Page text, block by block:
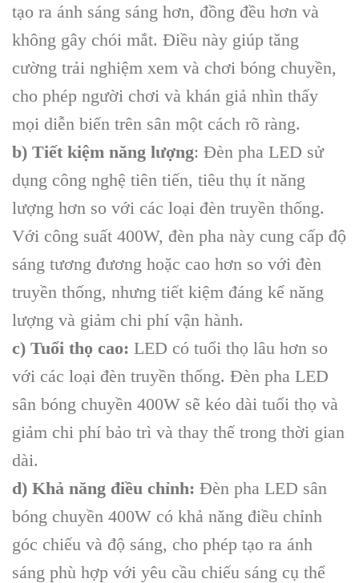
tạo ra ánh sáng sáng hơn, đồng đều hơn và
không gây chói mắt. Điều này giúp tăng
cường trải nghiệm xem và chơi bóng chuyền,
cho phép người chơi và khán giả nhìn thấy
mọi diễn biến trên sân một cách rõ ràng.
b) Tiết kiệm năng lượng: Đèn pha LED sử
dụng công nghệ tiên tiến, tiêu thụ ít năng
lượng hơn so với các loại đèn truyền thống.
Với công suất 400W, đèn pha này cung cấp độ
sáng tương đương hoặc cao hơn so với đèn
truyền thống, nhưng tiết kiệm đáng kể năng
lượng và giảm chi phí vận hành.
c) Tuổi thọ cao: LED có tuổi thọ lâu hơn so
với các loại đèn truyền thống. Đèn pha LED
sân bóng chuyền 400W sẽ kéo dài tuổi thọ và
giảm chi phí bảo trì và thay thế trong thời gian
dài.
d) Khả năng điều chỉnh: Đèn pha LED sân
bóng chuyền 400W có khả năng điều chỉnh
góc chiếu và độ sáng, cho phép tạo ra ánh
sáng phù hợp với yêu cầu chiếu sáng cụ thể